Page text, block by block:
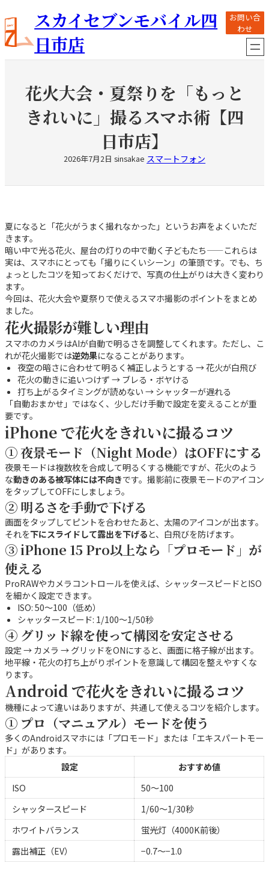
容
を
ス
キ
スカイセブンモバイル四
日市店
お問い合
わせ
花火大会・夏祭りを「もっと
きれいに」撮るスマホ術【四
日市店】
2026年7月2日 sinsakae スマートフォン
夏になると「花火がうまく撮れなかった」というお声をよくいただ
きます。
暗い中で光る花火、屋台の灯りの中で動く子どもたち——これらは
実は、スマホにとっても「撮りにくいシーン」の筆頭です。でも、ち
ょっとしたコツを知っておくだけで、写真の仕上がりは大きく変わり
ます。
今回は、花火大会や夏祭りで使えるスマホ撮影のポイントをまとめ
ました。
花火撮影が難しい理由
スマホのカメラはAIが自動で明るさを調整してくれます。ただし、こ
れが花火撮影では逆効果になることがあります。
夜空の暗さに合わせて明るく補正しようとする → 花火が白飛び
花火の動きに追いつけず → ブレる・ボヤける
打ち上がるタイミングが読めない → シャッターが遅れる
「自動おまかせ」ではなく、少しだけ手動で設定を変えることが重
要です。
iPhone で花火をきれいに撮るコツ
① 夜景モード（Night Mode）はOFFにする
夜景モードは複数枚を合成して明るくする機能ですが、花火のよう
な動きのある被写体には不向きです。撮影前に夜景モードのアイコン
をタップしてOFFにしましょう。
② 明るさを手動で下げる
画面をタップしてピントを合わせたあと、太陽のアイコンが出ます。
それを下にスライドして露出を下げる と、白飛びを防げます。
③ iPhone 15 Pro以上なら「プロモード」が
使える
ProRAWやカメラコントロールを使えば、シャッタースピードとISO
を細かく設定できます。
ISO: 50〜100（低め）
シャッタースピード: 1/100〜1/50秒
④ グリッド線を使って構図を安定させる
設定 → カメラ → グリッドをONにすると、画面に格子線が出ます。
地平線・花火の打ち上がりポイントを意識して構図を整えやすくな
ります。
Android で花火をきれいに撮るコツ
機種によって違いはありますが、共通して使えるコツを紹介します。
① プロ（マニュアル）モードを使う
多くのAndroidスマホには「プロモード」または「エキスパートモー
ド」があります。
設定
おすすめ値
ISO
50〜100
シャッタースピード
1/60〜1/30秒
ホワイトバランス
蛍光灯（4000K前後）
露出補正（EV）
−0.7〜−1.0